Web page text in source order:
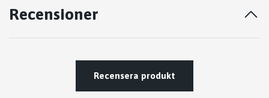
Recensioner
Recensera produkt